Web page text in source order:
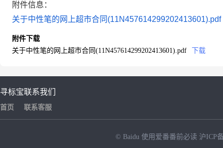
附件信息：
关于中性笔的网上超市合同(11N457614299202413601).pdf
附件下载
关于中性笔的网上超市合同(11N457614299202413601).pdf
下载
寻标宝
首页
联系我们
联系客服
© Baidu 使用爱番番前必读 沪ICP